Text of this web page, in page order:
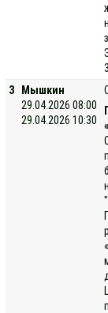
3
Мышкин
29.04.2026 08:00
29.04.2026 10:30